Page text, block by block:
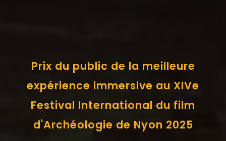
Prix du public de la meilleure
expérience immersive au XIVe
Festival International du film
d'Archéologie de Nyon 2025